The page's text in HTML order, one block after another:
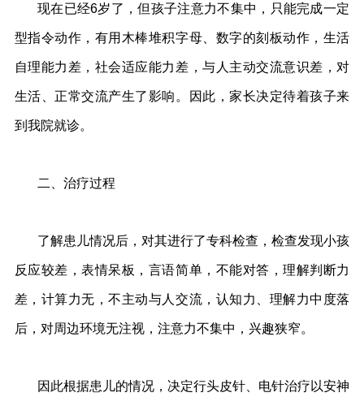
现在已经6岁了，但孩子注意力不集中，只能完成一定
型指令动作，有用木棒堆积字母、数字的刻板动作，生活
自理能力差，社会适应能力差，与人主动交流意识差，对
生活、正常交流产生了影响。因此，家长决定待着孩子来
到我院就诊。
二、治疗过程
了解患儿情况后，对其进行了专科检查，检查发现小孩
反应较差，表情呆板，言语简单，不能对答，理解判断力
差，计算力无，不主动与人交流，认知力、理解力中度落
后，对周边环境无注视，注意力不集中，兴趣狭窄。
因此根据患儿的情况，决定行头皮针、电针治疗以安神